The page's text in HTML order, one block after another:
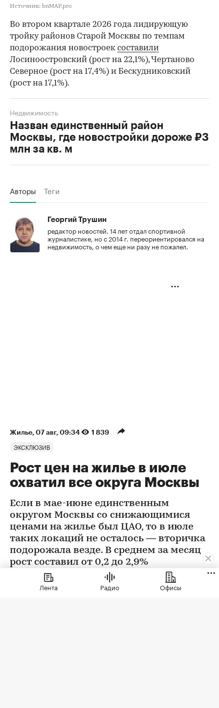
Источник: bnMAP.pro
Во втором квартале 2026 года лидирующую
тройку районов Старой Москвы по темпам
подорожания новостроек составили
Лосиноостровский (рост на 22,1%), Чертаново
Северное (рост на 17,4%) и Бескудниковский
(рост на 17,1%).
Назван единственный район
Москвы, где новостройки дороже ₽3
млн за кв. м
Недвижимость
Авторы Теги
Георгий Трушин
редактор новостей. 14 лет отдал спортивной
журналистике, но с 2014 г. переориентировался на
недвижимость, о чем еще ни разу не пожалел.
Жилье⁠, 07 авг, 09:34 1 839
ЭКСКЛЮЗИВ
Рост цен на жилье в июле
охватил все округа Москвы
Если в мае-июне единственным
округом Москвы со снижающимися
ценами на жилье был ЦАО, то в июле
таких локаций не осталось — вторичка
подорожала везде. В среднем за месяц
рост составил от 0,2 до 2,9%
Лента Радио Офисы